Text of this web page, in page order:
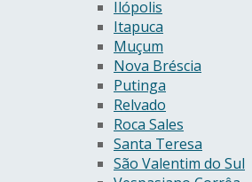
Ilópolis
Itapuca
Muçum
Nova Bréscia
Putinga
Relvado
Roca Sales
Santa Teresa
São Valentim do Sul